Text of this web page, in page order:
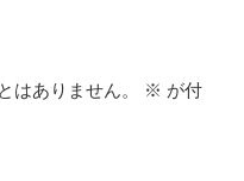
はありません。 ※ が付